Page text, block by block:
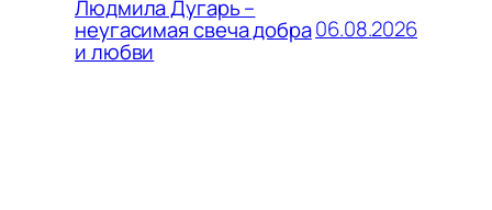
Людмила Дугарь –
неугасимая свеча добра
и любви
06.08.2026